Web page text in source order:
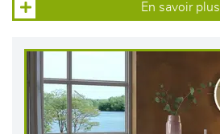
En savoir plus